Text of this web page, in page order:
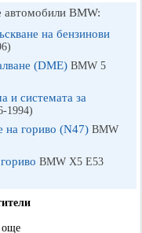
автомобили BMW:
на бензинови
(DME) BMW 5
и системата за
1994)
на гориво (N47) BMW
BMW X5 E53
още